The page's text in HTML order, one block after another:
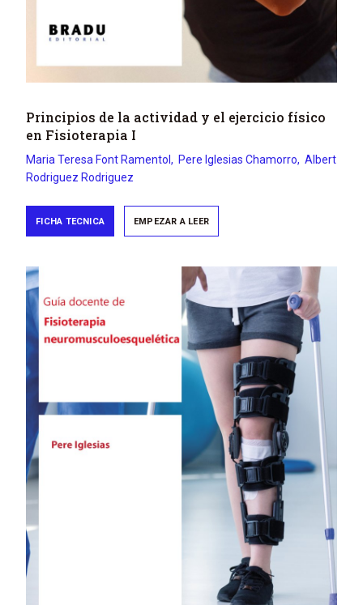
Principios de la actividad y el ejercicio físico
en Fisioterapia I
Maria Teresa Font Ramentol Pere Iglesias Chamorro
Albert
Rodriguez Rodriguez
FICHA TECNICA EMPEZAR A LEER
Image